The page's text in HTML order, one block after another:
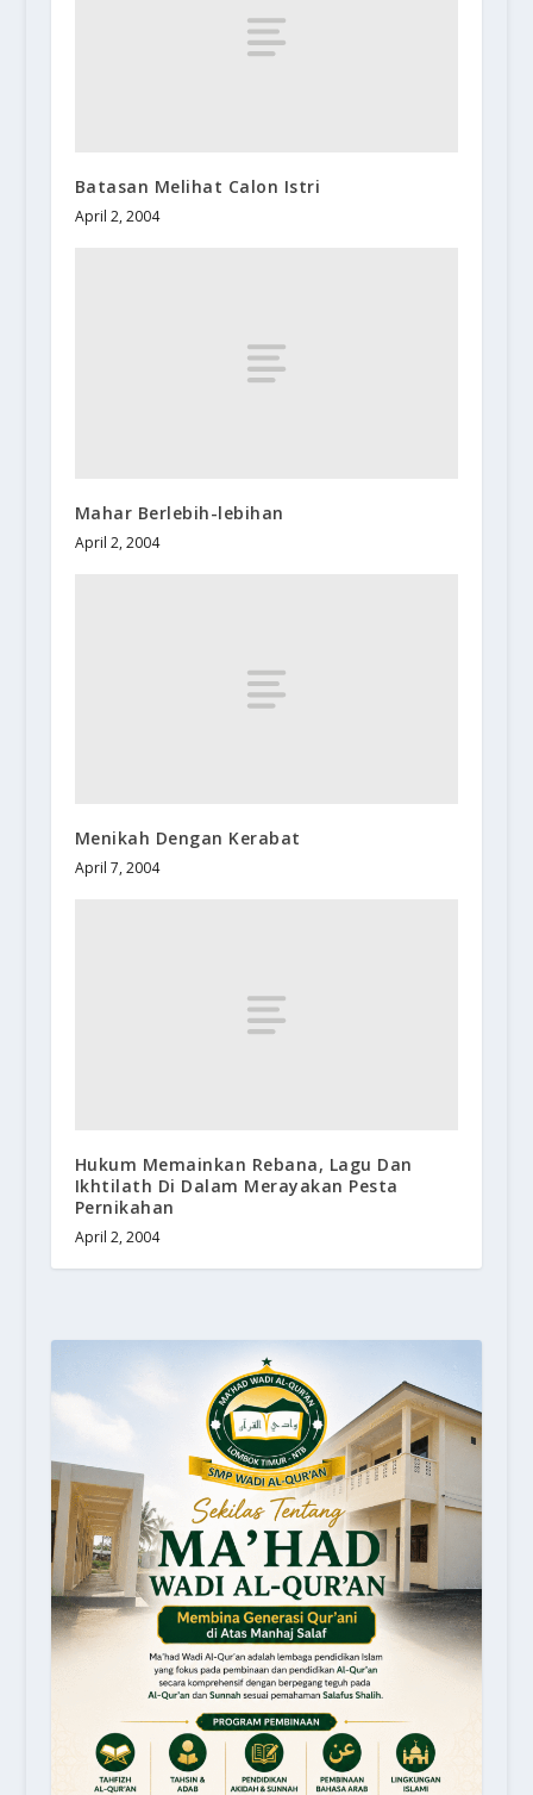
Batasan Melihat Calon Istri
April 2, 2004
Mahar Berlebih-lebihan
April 2, 2004
Menikah Dengan Kerabat
April 7, 2004
Hukum Memainkan Rebana, Lagu Dan
Ikhtilath Di Dalam Merayakan Pesta
Pernikahan
April 2, 2004